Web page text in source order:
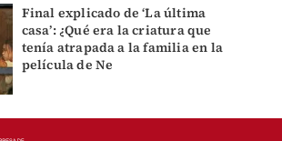
Final explicado de ‘La última
casa’: ¿Qué era la criatura que
tenía atrapada a la familia en la
película de Ne